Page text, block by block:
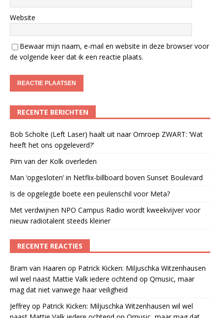
Website
Bewaar mijn naam, e-mail en website in deze browser voor
de volgende keer dat ik een reactie plaats.
RECENTE BERICHTEN
Bob Scholte (Left Laser) haalt uit naar Omroep ZWART: ‘Wat
heeft het ons opgeleverd?’
Pim van der Kolk overleden
Man ‘opgesloten’ in Netflix-billboard boven Sunset Boulevard
Is de opgelegde boete een peulenschil voor Meta?
Met verdwijnen NPO Campus Radio wordt kweekvijver voor
nieuw radiotalent steeds kleiner
RECENTE REACTIES
Bram van Haaren op Patrick Kicken: Miljuschka Witzenhausen
wil wel naast Mattie Valk iedere ochtend op Qmusic, maar
mag dat niet vanwege haar veiligheid
Jeffrey op Patrick Kicken: Miljuschka Witzenhausen wil wel